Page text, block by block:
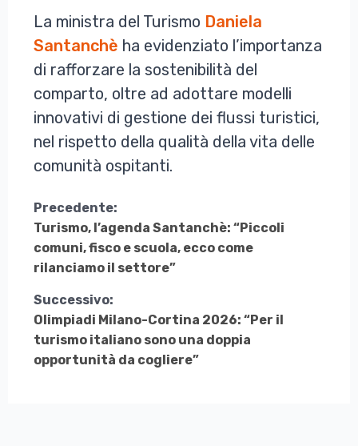
La ministra del Turismo Daniela
Santanchè ha evidenziato l’importanza
di rafforzare la sostenibilità del
comparto, oltre ad adottare modelli
innovativi di gestione dei flussi turistici,
nel rispetto della qualità della vita delle
comunità ospitanti.
Continua
a
Leggere
Precedente:
Turismo, l’agenda Santanchè: “Piccoli
comuni, fisco e scuola, ecco come
rilanciamo il settore”
Successivo:
Olimpiadi Milano-Cortina 2026: “Per il
turismo italiano sono una doppia
opportunità da cogliere”